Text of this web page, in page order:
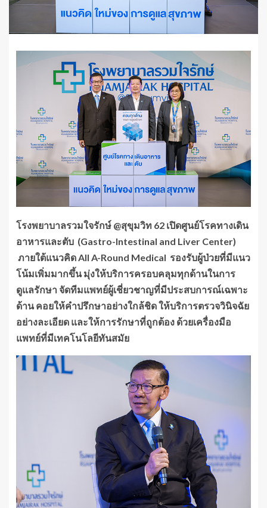
โรงพยาบาลรวมใจรักษ์ @สุขุมวิท 62 เปิดศูนย์โรคทางเดิน
อาหารและตับ (Gastro-Intestinal and Liver Center)
ภายใต้แนวคิด All A-Round Medical รองรับผู้ป่วยที่มีแนว
โน้มเพิ่มมากขึ้น มุ่งให้บริการครอบคลุมทุกด้านในการ
ดูแลรักษา จัดทีมแพทย์ผู้เชี่ยวชาญที่มีประสบการณ์เฉพาะ
ด้าน คอยให้คำปรึกษาอย่างใกล้ชิด ให้บริการตรวจวินิจฉัย
อย่างละเอียด และให้การรักษาที่ถูกต้อง ด้วยเครื่องมือ
แพทย์ที่มีเทคโนโลยีทันสมัย